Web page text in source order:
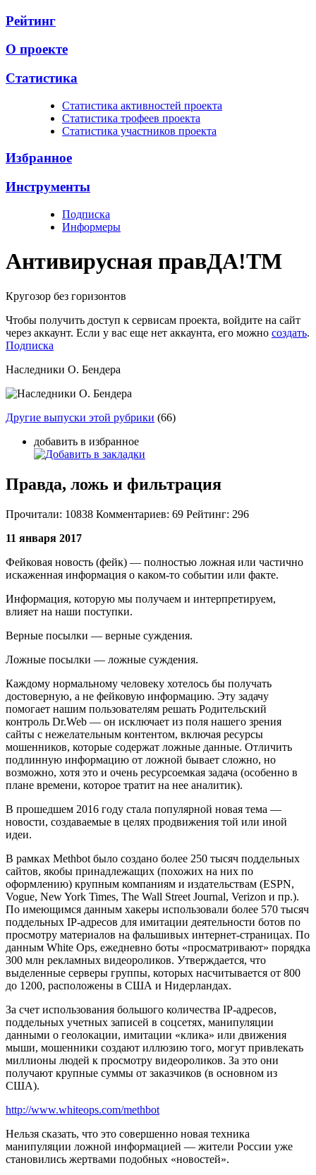
Рейтинг
О проекте
Статистика
Cтатистика активностей проекта
Cтатистика трофеев проекта
Cтатистика участников проекта
Избранное
Инструменты
Подписка
Информеры
Антивирусная правДА!TM
Кругозор без горизонтов
Чтобы получить доступ к сервисам проекта, войдите на сайт
через аккаунт. Если у вас еще нет аккаунта, его можно создать.
Подписка
Наследники О. Бендера
Другие выпуски этой рубрики (66)
добавить в избранное
Правда, ложь и фильтрация
Прочитали: 10838 Комментариев: 69 Рейтинг: 296
11 января 2017
Фейковая новость (фейк) — полностью ложная или частично
искаженная информация о каком-то событии или факте.
Информация, которую мы получаем и интерпретируем,
влияет на наши поступки.
Верные посылки — верные суждения.
Ложные посылки — ложные суждения.
Каждому нормальному человеку хотелось бы получать
достоверную, а не фейковую информацию. Эту задачу
помогает нашим пользователям решать Родительский
контроль Dr.Web — он исключает из поля нашего зрения
сайты с нежелательным контентом, включая ресурсы
мошенников, которые содержат ложные данные. Отличить
подлинную информацию от ложной бывает сложно, но
возможно, хотя это и очень ресурсоемкая задача (особенно в
плане времени, которое тратит на нее аналитик).
В прошедшем 2016 году стала популярной новая тема —
новости, создаваемые в целях продвижения той или иной
идеи.
В рамках Methbot было создано более 250 тысяч поддельных
сайтов, якобы принадлежащих (похожих на них по
оформлению) крупным компаниям и издательствам (ESPN,
Vogue, New York Times, The Wall Street Journal, Verizon и пр.).
По имеющимся данным хакеры использовали более 570 тысяч
поддельных IP-адресов для имитации деятельности ботов по
просмотру материалов на фальшивых интернет-страницах. По
данным White Ops, ежедневно боты «просматривают» порядка
300 млн рекламных видеороликов. Утверждается, что
выделенные серверы группы, которых насчитывается от 800
до 1200, расположены в США и Нидерландах.
За счет использования большого количества IP-адресов,
поддельных учетных записей в соцсетях, манипуляции
данными о геолокации, имитации «клика» или движения
мыши, мошенники создают иллюзию того, могут привлекать
миллионы людей к просмотру видеороликов. За это они
получают крупные суммы от заказчиков (в основном из
США).
http://www.whiteops.com/methbot
Нельзя сказать, что это совершенно новая техника
манипуляции ложной информацией — жители России уже
становились жертвами подобных «новостей».